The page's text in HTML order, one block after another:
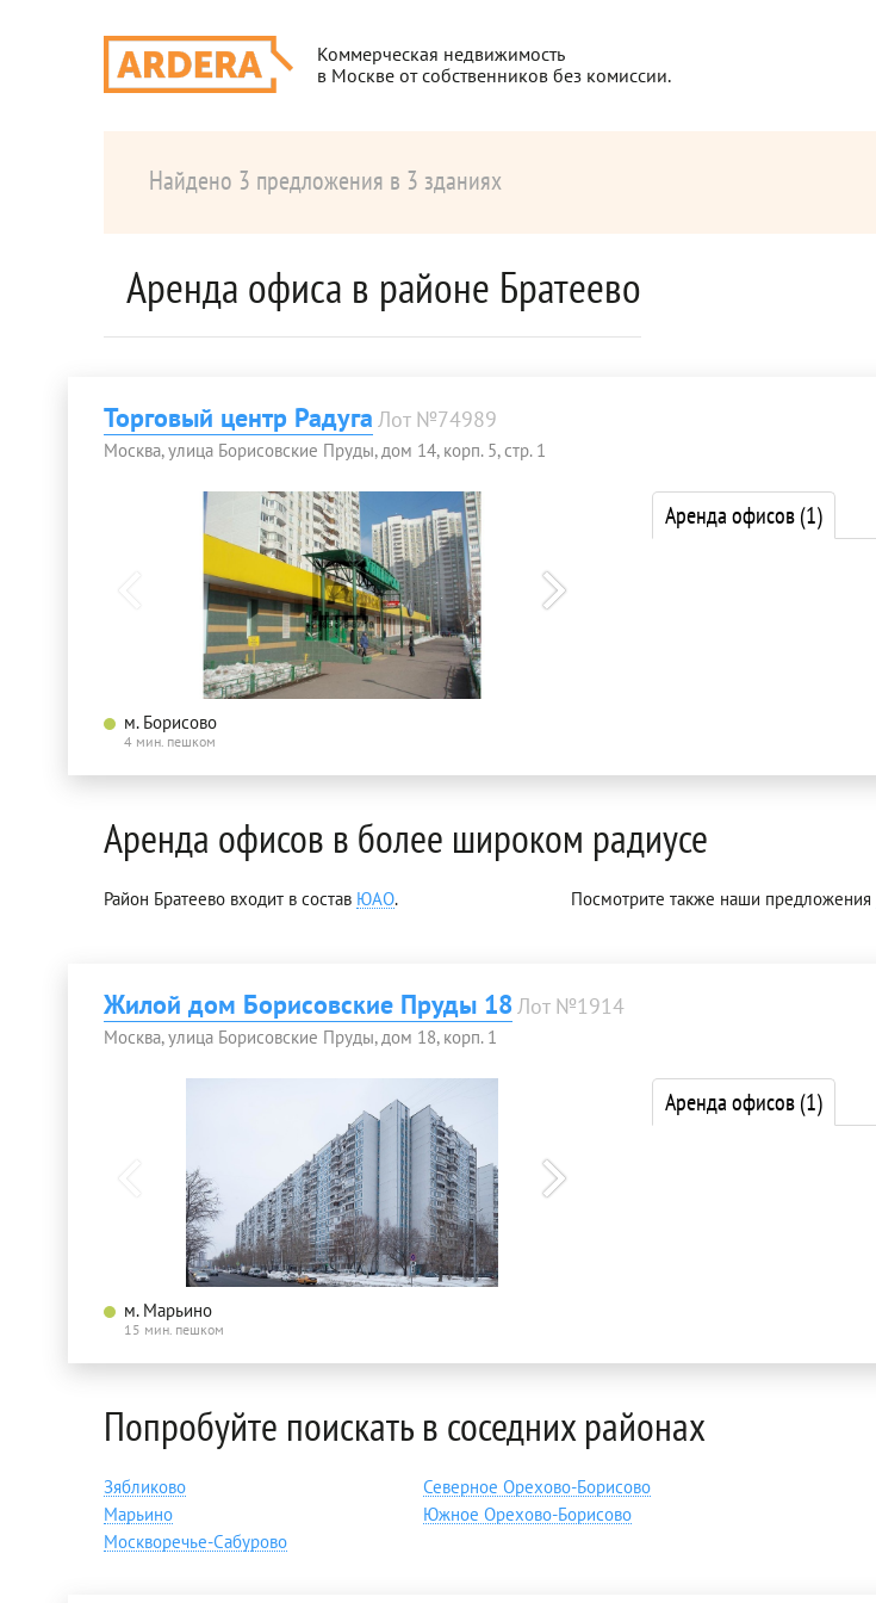
Коммерческая недвижимость
в Москве от собственников без комиссии.
Найдено 3 предложения в 3 зданиях
Аренда офиса в районе Братеево
Торговый центр Радуга Лот №74989
Москва, улица Борисовские Пруды, дом 14, корп. 5, стр. 1
м. Борисово
4 мин. пешком
Аренда офисов(1)
Аренда офисов в более широком радиусе
Район Братеево входит в состав ЮАО. Посмотрите также наши предложения
Жилой дом Борисовские Пруды 18Лот №1914
Москва, улица Борисовские Пруды, дом 18, корп. 1
м. Марьино
15 мин. пешком
Аренда офисов(1)
Попробуйте поискать в соседних районах
Зябликово
Марьино
Москворечье-Сабурово
Северное Орехово-Борисово
Южное Орехово-Борисово